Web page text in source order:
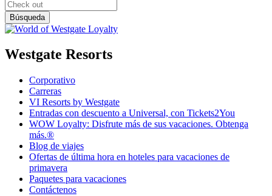
Westgate Resorts
Corporativo
Carreras
VI Resorts by Westgate
Entradas con descuento a Universal, con Tickets2You
WOW Loyalty: Disfrute más de sus vacaciones. Obtenga
más.®
Blog de viajes
Ofertas de última hora en hoteles para vacaciones de
primavera
Paquetes para vacaciones
Contáctenos